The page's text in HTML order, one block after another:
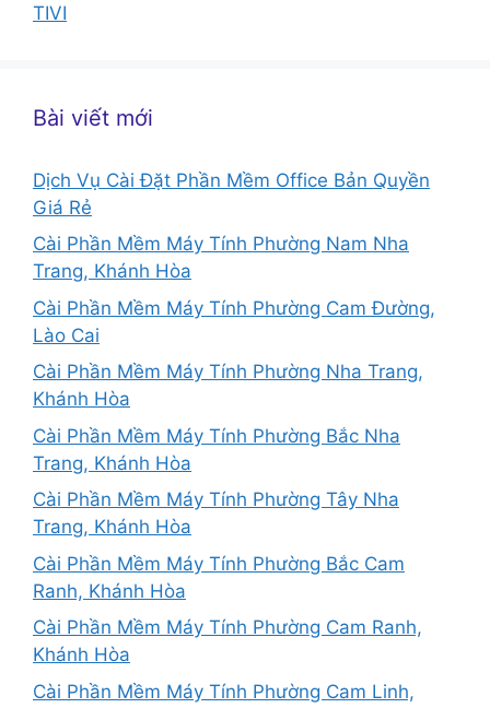
TIVI
Bài viết mới
Dịch Vụ Cài Đặt Phần Mềm Office Bản Quyền
Giá Rẻ
Cài Phần Mềm Máy Tính Phường Nam Nha
Trang, Khánh Hòa
Cài Phần Mềm Máy Tính Phường Cam Đường,
Lào Cai
Cài Phần Mềm Máy Tính Phường Nha Trang,
Khánh Hòa
Cài Phần Mềm Máy Tính Phường Bắc Nha
Trang, Khánh Hòa
Cài Phần Mềm Máy Tính Phường Tây Nha
Trang, Khánh Hòa
Cài Phần Mềm Máy Tính Phường Bắc Cam
Ranh, Khánh Hòa
Cài Phần Mềm Máy Tính Phường Cam Ranh,
Khánh Hòa
Cài Phần Mềm Máy Tính Phường Cam Linh,